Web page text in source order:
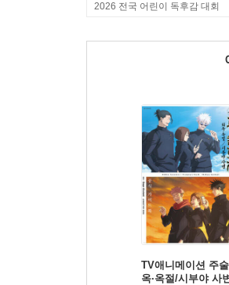
2026 전국 어린이 독후감 대회
TV애니메이션 주
옥·옥절/시부야 사